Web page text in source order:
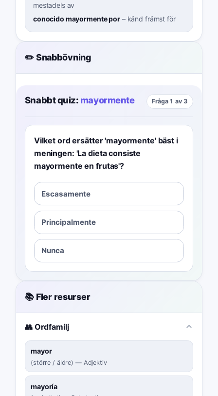
mestadels av
conocido mayormente por– känd främst för
✏️ Snabbövning
Snabbt quiz: mayormente Fråga 1 av 3
Vilket ord ersätter 'mayormente' bäst i
meningen: 'La dieta consiste
mayormente en frutas'?
Escasamente
Principalmente
Nunca
📚 Fler resurser
👥 Ordfamilj
mayor
(större / äldre) — Adjektiv
mayoría